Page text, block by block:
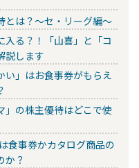
とは？～セ・リーグ編～
入る？！「山喜」と「コ
説します
い」はお食事券がもらえ
」の株主優待はどこで使
食事券かカタログ商品の
か？